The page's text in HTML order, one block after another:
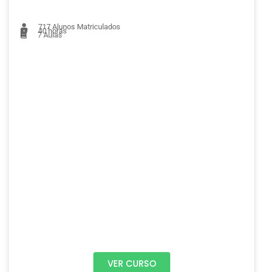
717 Alunos Matriculados
40 horas
7Aulas
VER CURSO